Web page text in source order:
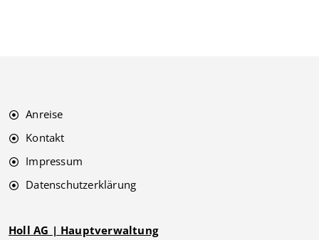
Anreise
Kontakt
Impressum
Datenschutzerklärung
Holl AG | Hauptverwaltung